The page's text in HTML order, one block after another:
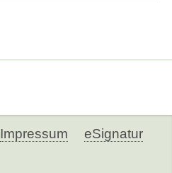
Impressum eSignatur